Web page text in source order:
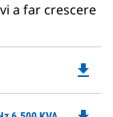
a far crescere
file_download